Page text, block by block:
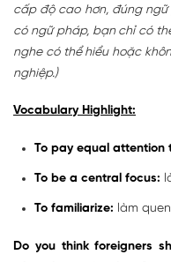
cấp độ cao hơn, đúng
có ngữ pháp, bạn chỉ có
nghe có thể hiểu hoặc
nghiệp.)
Vocabulary Highlight:
To pay equal attention
To be a central focus:
To familiarize: làm
Do you think foreigners